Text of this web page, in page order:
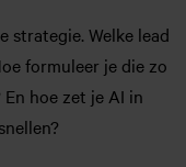
strategie. Welke lead
formuleer je die zo
hoe zet je AI in